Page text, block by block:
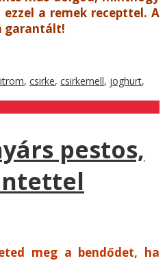
a remek recepttel. A
garantált!
, csirke, csirkemell, joghurt,
pestos,
meg a bendődet, ha